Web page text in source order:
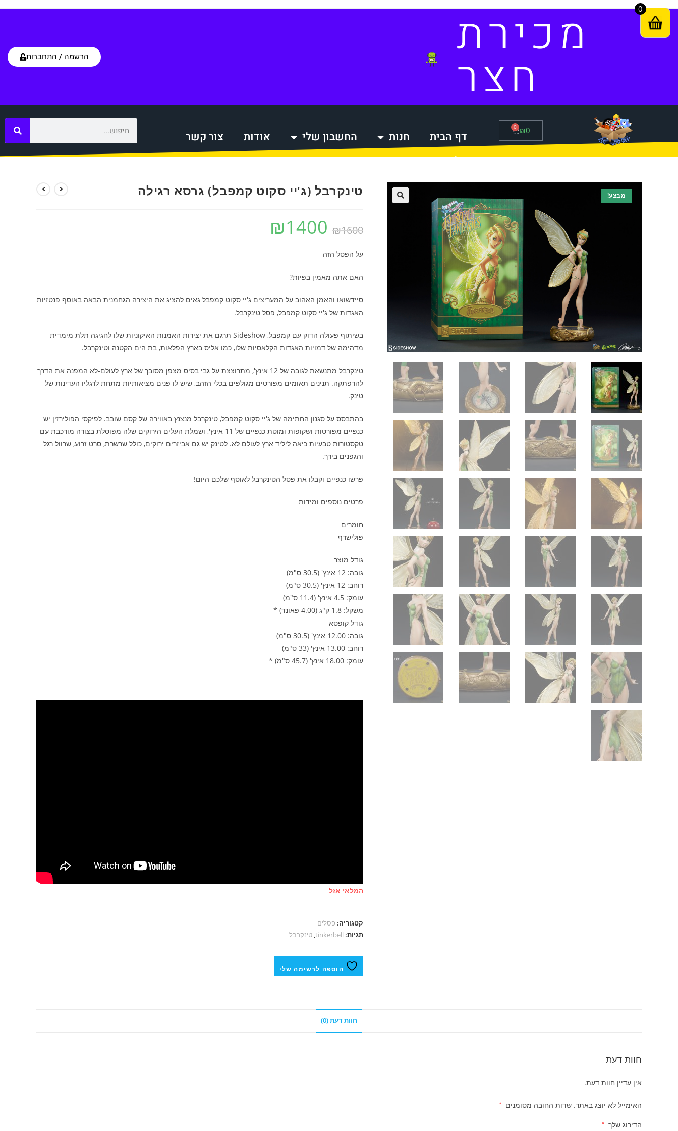
מכירת
חצר הרשמה / התחברות
₪0
0
דף הבית חנות החשבון שלי אודות
צור קשר
סל הקניות
מבצע! טינקרבל (ג'יי סקוט קמפבל) גרסא רגילה
₪1600
₪1400
על הפסל הזה
האם אתה מאמין בפיות?
סיידשואו והאמן האהוב על המעריצים ג'יי סקוט קמפבל גאים להציג את היצירה הגחמנית הבאה באוסף פנטזיות
האגדות של ג'יי סקוט קמפבל, פסל טינקרבל.
בשיתוף פעולה הדוק עם קמפבל, Sideshow תרגם את יצירות האמנות האיקוניות שלו לחגיגה תלת מימדית
מדהימה של דמויות האגדות הקלאסיות שלו, כמו אליס בארץ הפלאות, בת הים הקטנה וטינקרבל.
טינקרבל מתנשאת לגובה של 12 אינץ', מתרוצצת על גבי בסיס מצפן מסובך של ארץ לעולם-לא המפנה את הדרך
להרפתקה. תנינים תאומים מפורטים מגולפים בכלי הזהב, שיש לו פנים מציאותיות מתחת לרגליו העדינות של
טינק.
בהתבסס על סגנון החתימה של ג'יי סקוט קמפבל, טינקרבל מנצנץ באווירה של קסם שובב. לפיקסי הפולירזין יש
כנפיים מפורטות ושקופות ומוטת כנפיים של 11 אינץ', ושמלת העלים הירוקים שלה מפוסלת בצורה מורכבת עם
טקסטורות טבעיות כיאה ליליד ארץ לעולם לא. לטינק יש גם אביזרים ירוקים, כולל שרשרת, סרט זרוע, שרוול רגל
והגפנים בירך.
פרשו כנפיים וקבלו את פסל הטינקרבל לאוסף שלכם היום!
פרטים נוספים ומידות
חומרים
פולישרף
גודל מוצר
גובה: 12 אינץ' (30.5 ס"מ)
רוחב: 12 אינץ' (30.5 ס"מ)
עומק: 4.5 אינץ' (11.4 ס"מ)
משקל: 1.8 ק"ג (4.00 פאונד) *
גודל קופסא
גובה: 12.00 אינץ' (30.5 ס"מ)
רוחב: 13.00 אינץ' (33 ס"מ)
עומק: 18.00 אינץ' (45.7 ס"מ) *
המלאי אזל
קטגוריה: פסלים
תגיות: tinkerbell
, טינקרבל
הוספה לרשימה שלי
חוות דעת (0)
חוות דעת
אין עדיין חוות דעת.
האימייל לא יוצג באתר. שדות החובה מסומנים *
הדירוג שלך *
0